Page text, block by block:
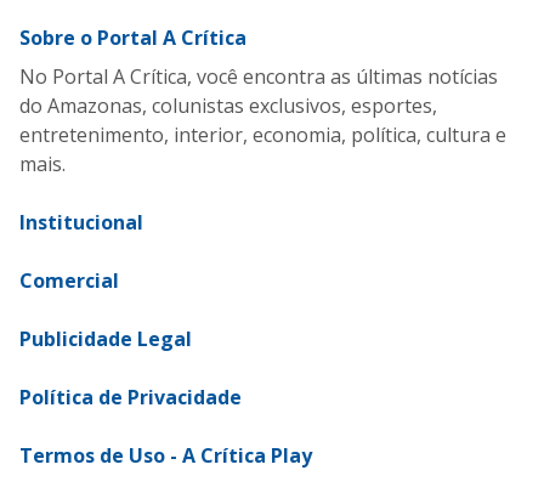
Sobre o Portal A Crítica
No Portal A Crítica, você encontra as últimas notícias
do Amazonas, colunistas exclusivos, esportes,
entretenimento, interior, economia, política, cultura e
mais.
Institucional
Comercial
Publicidade Legal
Política de Privacidade
Termos de Uso - A Crítica Play